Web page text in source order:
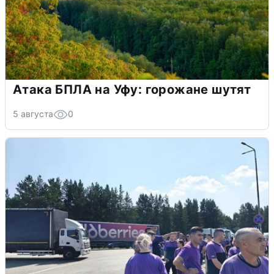
Атака БПЛА на Уфу: горожане шутят
5 августа 0